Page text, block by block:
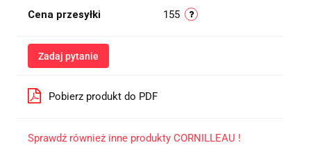
Cena przesyłki 155
Zadaj pytanie
Pobierz produkt do PDF
Sprawdź również inne produkty CORNILLEAU !